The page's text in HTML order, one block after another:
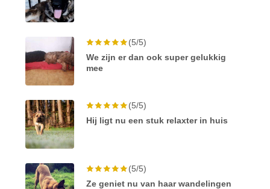
(5/5)
We zijn er dan ook super gelukkig
mee
(5/5)
Hij ligt nu een stuk relaxter in huis
(5/5)
Ze geniet nu van haar wandelingen